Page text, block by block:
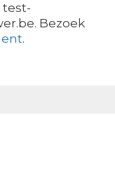
test-
Bezoek
.